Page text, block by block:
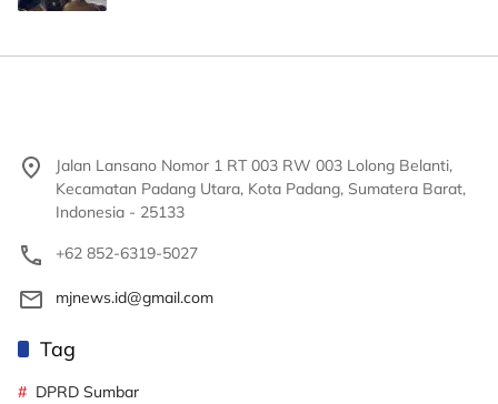
Jalan Lansano Nomor 1 RT 003 RW 003 Lolong Belanti,
Kecamatan Padang Utara, Kota Padang, Sumatera Barat,
Indonesia - 25133
+62 852-6319-5027
mjnews.id@gmail.com
Tag
DPRD Sumbar